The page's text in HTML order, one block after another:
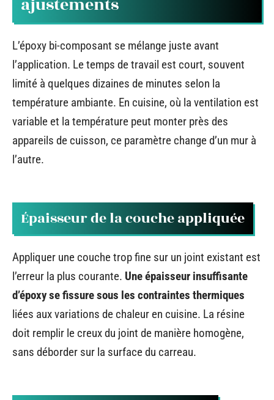
L’époxy bi-composant se mélange juste avant
l’application. Le temps de travail est court, souvent
limité à quelques dizaines de minutes selon la
température ambiante. En cuisine, où la ventilation est
variable et la température peut monter près des
appareils de cuisson, ce paramètre change d’un mur à
l’autre.
Épaisseur de la couche appliquée
Appliquer une couche trop fine sur un joint existant est
l’erreur la plus courante. Une épaisseur insuffisante
d’époxy se fissure sous les contraintes thermiques
liées aux variations de chaleur en cuisine. La résine
doit remplir le creux du joint de manière homogène,
sans déborder sur la surface du carreau.